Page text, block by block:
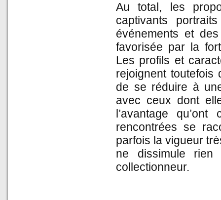
Au total, les
captivants
événements et
favorisée par la
Les profils et
rejoignent
de se réduire à
avec ceux dont
l’avantage
rencontrées se
parfois la vigueur
ne dissimule
collectionneur.